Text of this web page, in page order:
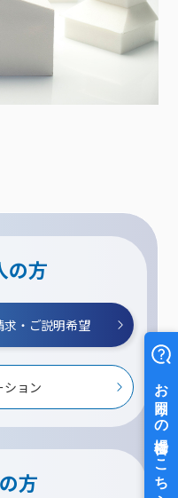
の方
・ご説明希望
ション
方